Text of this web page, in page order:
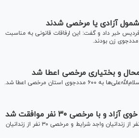
و اعطای مرخصی به ۱۶۶ مددجوی ندامتگاه فردیس خبر داد و گفت: این ارفاقات قانونی به مناسبت
مرخصی اعطا شد.
رئیس کل دادگستری استان آذربایجان غربی در جریان بازدید از زندان خوی با آزادی ۵ نفر از زندانیان واجد شرایط و مرخصی ۳۰ نفر از زندانیان